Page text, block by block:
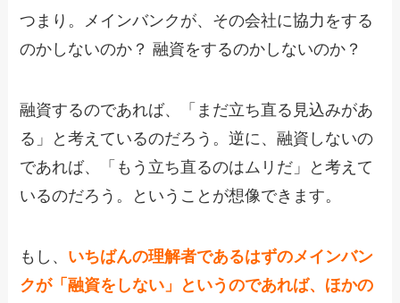
つまり。メインバンクが、その会社に協力をする
のかしないのか？ 融資をするのかしないのか？
融資するのであれば、「まだ立ち直る見込みがあ
る」と考えているのだろう。逆に、融資しないの
であれば、「もう立ち直るのはムリだ」と考えて
いるのだろう。ということが想像できます。
もし、 いちばんの理解者であるはずのメインバン
クが「融資をしない」というのであれば、ほかの